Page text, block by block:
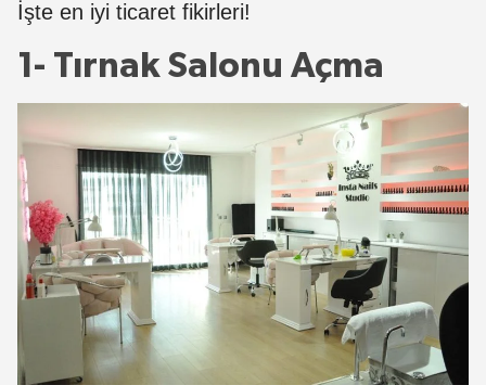
İşte en iyi ticaret fikirleri!
1- Tırnak Salonu Açma